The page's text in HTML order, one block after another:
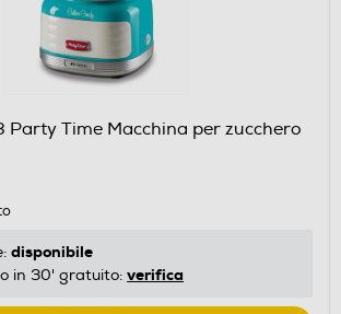
Party Time Macchina per zucchero
disponibile
in 30' gratuito: verifica